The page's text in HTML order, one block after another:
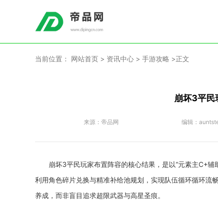
当前位置： 网站首页 > 资讯中心 > 手游攻略 >正文
崩坏3平民
来源： 帝品网 编辑：
崩坏3平民玩家布置阵容的核心结果，是以“元素主C+
利用角色碎片兑换与精准补给池规划，实现队伍循环循环流
养成，而非盲目追求超限武器与高星圣痕。